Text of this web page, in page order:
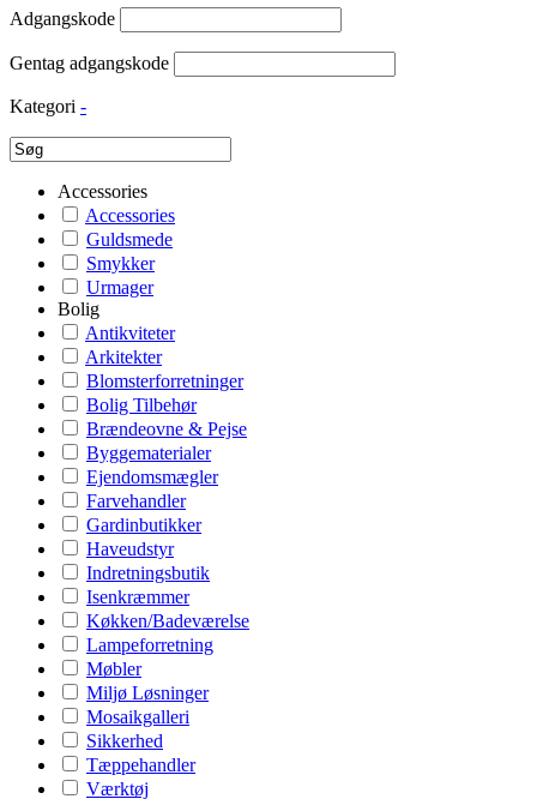
Adgangskode
Gentag adgangskode
Kategori -
Accessories
Accessories
Guldsmede
Smykker
Urmager
Bolig
Antikviteter
Arkitekter
Blomsterforretninger
Bolig Tilbehør
Brændeovne & Pejse
Byggematerialer
Ejendomsmægler
Farvehandler
Gardinbutikker
Haveudstyr
Indretningsbutik
Isenkræmmer
Køkken/Badeværelse
Lampeforretning
Møbler
Miljø Løsninger
Mosaikgalleri
Sikkerhed
Tæppehandler
Værktøj